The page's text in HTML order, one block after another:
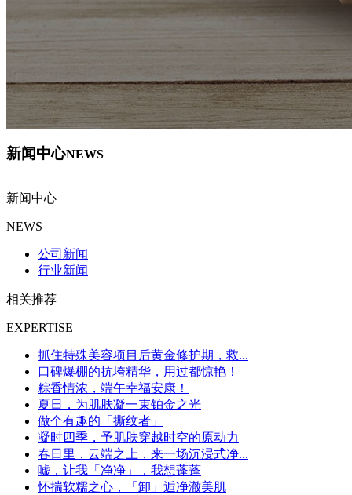
新闻中心NEWS
新闻中心
NEWS
公司新闻
行业新闻
相关推荐
EXPERTISE
抓住特殊美容项目后黄金修护期，救...
口碑爆棚的抗垮精华，用过都惊艳！
粽香情浓，端午幸福安康！
夏日，为肌肤凝一束铂金之光
做个有趣的「撕纹者」
凝时四季，予肌肤穿越时空的原动力
春日里，云端之上，来一场沉浸式净...
嘘，让我「净净」，我想蓬蓬
怀揣软糯之心，「卸」逅净澈美肌